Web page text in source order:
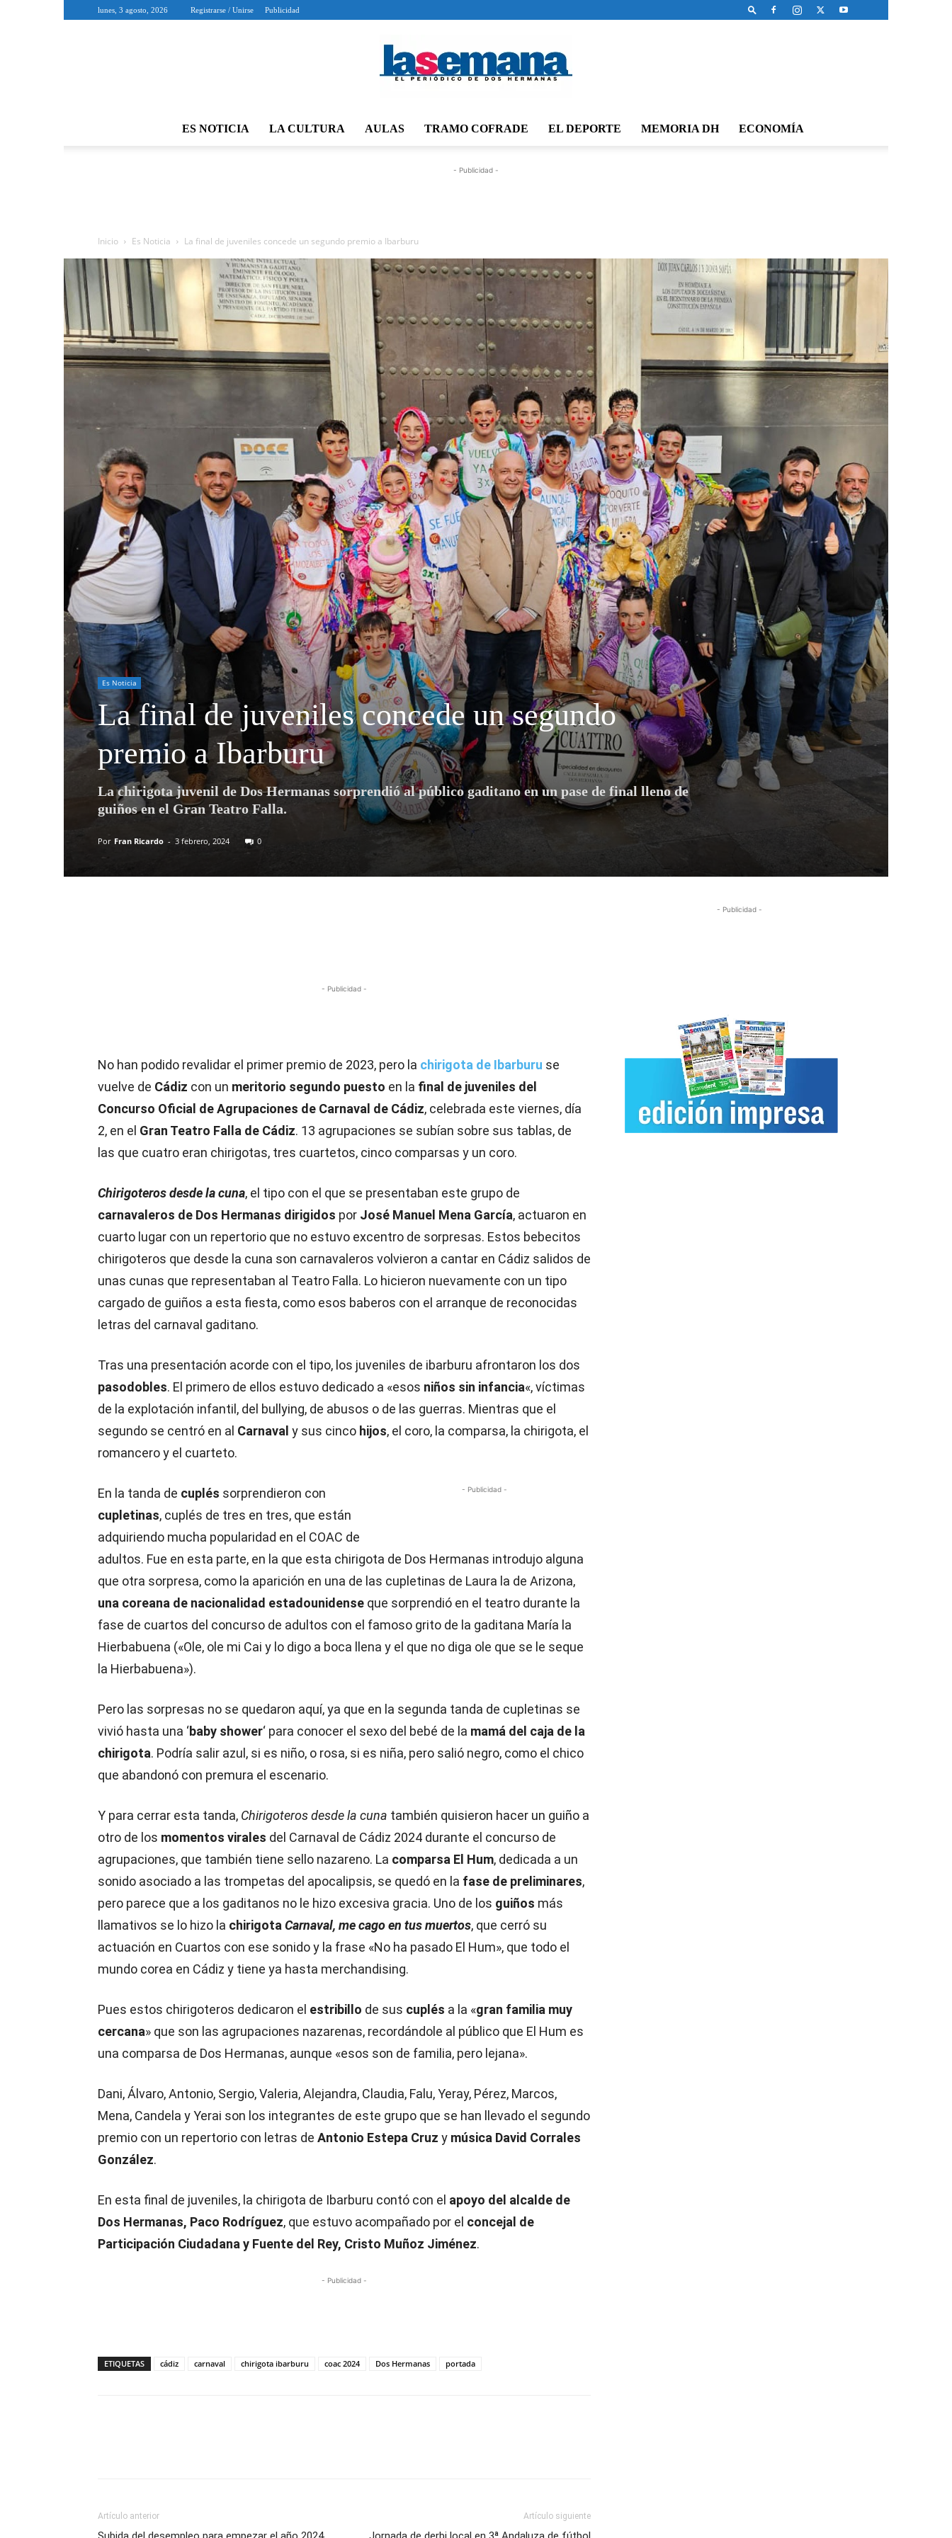
lunes, 3 agosto, 2026 Registrarse / Unirse Publicidad
Semana
ES NOTICIA LA CULTURA AULAS TRAMO COFRADE EL DEPORTE MEMORIA DH ECONOMÍA
- Publicidad -
Inicio Es Noticia La final de juveniles concede un segundo premio a Ibarburu
Es Noticia
La final de juveniles concede un segundo
premio a Ibarburu
La chirigota juvenil de Dos Hermanas sorprendió al público gaditano en un pase de final lleno de
guiños en el Gran Teatro Falla.
Por Fran Ricardo - 3 febrero, 2024 0
- Publicidad -
No han podido revalidar el primer premio de 2023, pero la chirigota de Ibarburu se
vuelve de Cádiz con un meritorio segundo puesto en la final de juveniles del
Concurso Oficial de Agrupaciones de Carnaval de Cádiz, celebrada este viernes, día
2, en el Gran Teatro Falla de Cádiz. 13 agrupaciones se subían sobre sus tablas, de
las que cuatro eran chirigotas, tres cuartetos, cinco comparsas y un coro.
Chirigoteros desde la cuna, el tipo con el que se presentaban este grupo de
carnavaleros de Dos Hermanas dirigidos por José Manuel Mena García, actuaron en
cuarto lugar con un repertorio que no estuvo excentro de sorpresas. Estos bebecitos
chirigoteros que desde la cuna son carnavaleros volvieron a cantar en Cádiz salidos de
unas cunas que representaban al Teatro Falla. Lo hicieron nuevamente con un tipo
cargado de guiños a esta fiesta, como esos baberos con el arranque de reconocidas
letras del carnaval gaditano.
Tras una presentación acorde con el tipo, los juveniles de ibarburu afrontaron los dos
pasodobles. El primero de ellos estuvo dedicado a «esos niños sin infancia«, víctimas
de la explotación infantil, del bullying, de abusos o de las guerras. Mientras que el
segundo se centró en al Carnaval y sus cinco hijos, el coro, la comparsa, la chirigota, el
romancero y el cuarteto.
- Publicidad -
En la tanda de cuplés sorprendieron con
cupletinas, cuplés de tres en tres, que están
adquiriendo mucha popularidad en el COAC de
adultos. Fue en esta parte, en la que esta chirigota de Dos Hermanas introdujo alguna
que otra sorpresa, como la aparición en una de las cupletinas de Laura la de Arizona,
una coreana de nacionalidad estadounidense que sorprendió en el teatro durante la
fase de cuartos del concurso de adultos con el famoso grito de la gaditana María la
Hierbabuena («Ole, ole mi Cai y lo digo a boca llena y el que no diga ole que se le seque
la Hierbabuena»).
Pero las sorpresas no se quedaron aquí, ya que en la segunda tanda de cupletinas se
vivió hasta una ‘baby shower‘ para conocer el sexo del bebé de la mamá del caja de la
chirigota. Podría salir azul, si es niño, o rosa, si es niña, pero salió negro, como el chico
que abandonó con premura el escenario.
Y para cerrar esta tanda, Chirigoteros desde la cuna también quisieron hacer un guiño a
otro de los momentos virales del Carnaval de Cádiz 2024 durante el concurso de
agrupaciones, que también tiene sello nazareno. La comparsa El Hum, dedicada a un
sonido asociado a las trompetas del apocalipsis, se quedó en la fase de preliminares,
pero parece que a los gaditanos no le hizo excesiva gracia. Uno de los guiños más
llamativos se lo hizo la chirigota Carnaval, me cago en tus muertos, que cerró su
actuación en Cuartos con ese sonido y la frase «No ha pasado El Hum», que todo el
mundo corea en Cádiz y tiene ya hasta merchandising.
Pues estos chirigoteros dedicaron el estribillo de sus cuplés a la «gran familia muy
cercana» que son las agrupaciones nazarenas, recordándole al público que El Hum es
una comparsa de Dos Hermanas, aunque «esos son de familia, pero lejana».
Dani, Álvaro, Antonio, Sergio, Valeria, Alejandra, Claudia, Falu, Yeray, Pérez, Marcos,
Mena, Candela y Yerai son los integrantes de este grupo que se han llevado el segundo
premio con un repertorio con letras de Antonio Estepa Cruz y música David Corrales
González.
En esta final de juveniles, la chirigota de Ibarburu contó con el apoyo del alcalde de
Dos Hermanas, Paco Rodríguez, que estuvo acompañado por el concejal de
Participación Ciudadana y Fuente del Rey, Cristo Muñoz Jiménez.
- Publicidad -
ETIQUETAS cádiz carnaval chirigota ibarburu coac 2024 Dos Hermanas portada
Artículo anterior Artículo siguiente
- Publicidad -